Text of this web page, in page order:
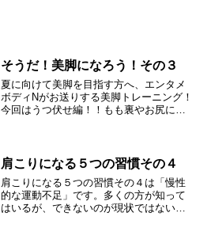
そうだ！美脚になろう！その３
夏に向けて美脚を目指す方へ、エンタメ
ボディNがお送りする美脚トレーニング！
今回はうつ伏せ編！！もも裏やお尻にも
肩こりになる５つの習慣その４
肩こりになる５つの習慣その４は「慢性
的な運動不足」です。多くの方が知って
はいるが、できないのが現状ではないで